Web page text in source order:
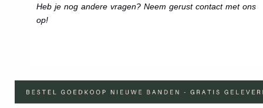
Heb je nog andere vragen? Neem gerust contact met ons
op!